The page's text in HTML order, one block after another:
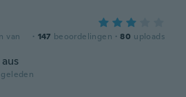
van
· 147 beoordelingen · 80 uploads